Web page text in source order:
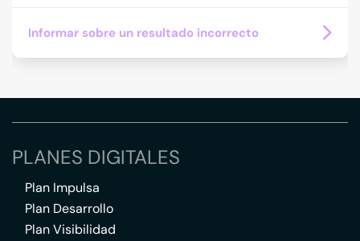
Informar sobre un resultado incorrecto
PLANES DIGITALES
Plan Impulsa
Plan Desarrollo
Plan Visibilidad